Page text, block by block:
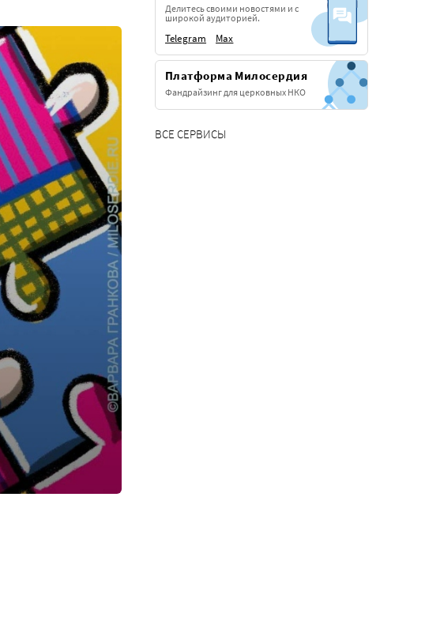
Делитесь своими новостями и с
широкой аудиторией.
Telegram Max
Платформа Милосердия
Фандрайзинг для церковных НКО
ВСЕ СЕРВИСЫ